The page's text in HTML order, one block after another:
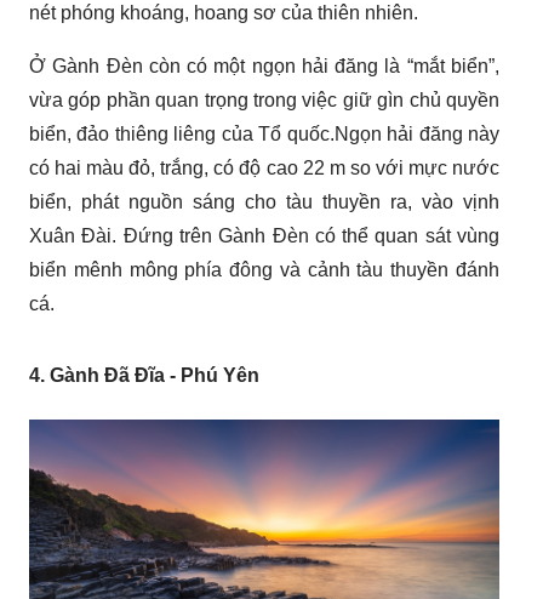
nét phóng khoáng, hoang sơ của thiên nhiên.
Ở Gành Đèn còn có một ngọn hải đăng là “mắt biển”,
vừa góp phần quan trọng trong việc giữ gìn chủ quyền
biển, đảo thiêng liêng của Tổ quốc.Ngọn hải đăng này
có hai màu đỏ, trắng, có độ cao 22 m so với mực nước
biển, phát nguồn sáng cho tàu thuyền ra, vào vịnh
Xuân Đài. Đứng trên Gành Đèn có thể quan sát vùng
biển mênh mông phía đông và cảnh tàu thuyền đánh
cá.
4. Gành Đã Đĩa - Phú Yên